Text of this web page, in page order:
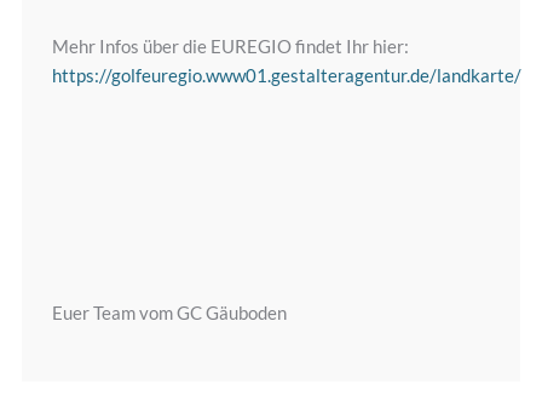
Mehr Infos über die EUREGIO findet Ihr hier:
https://golfeuregio.www01.gestalteragentur.de/landkarte/
Euer Team vom GC Gäuboden